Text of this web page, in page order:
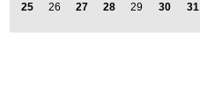
25
26 27 28 29 30 31